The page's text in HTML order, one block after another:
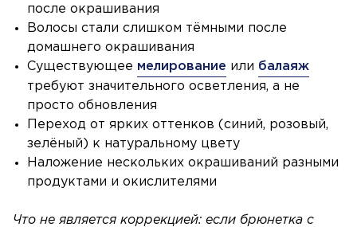
после окрашивания
Волосы стали слишком тёмными после
домашнего окрашивания
Существующее мелирование или балаяж
требуют значительного осветления, а не
просто обновления
Переход от ярких оттенков (синий, розовый,
зелёный) к натуральному цвету
Наложение нескольких окрашиваний разными
продуктами и окислителями
Что не является коррекцией: если брюнетка с